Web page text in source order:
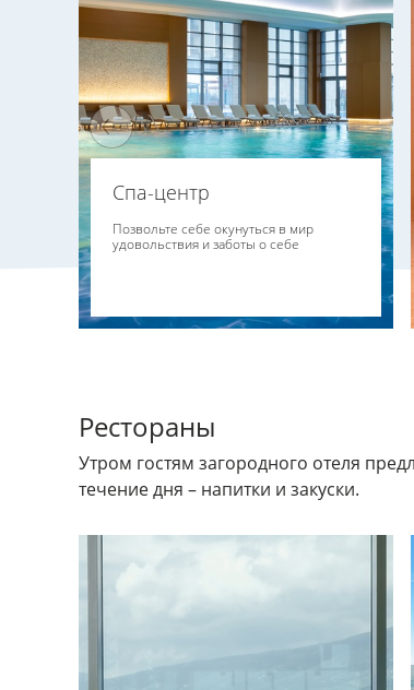
Спа-центр
Позвольте себе окунуться в мир
удовольствия и заботы о себе
Рестораны
Утром гостям загородного отеля
течение дня – напитки и закуски.